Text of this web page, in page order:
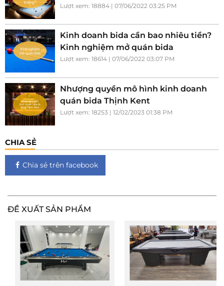
Lượt xem: 18884 | 07/06/2022 03:25 PM
Kinh doanh bida cần bao nhiêu tiền?
Kinh nghiệm mở quán bida
Lượt xem: 18614 | 07/06/2022 03:07 PM
Nhượng quyền mô hình kinh doanh
quán bida Thịnh Kent
Lượt xem: 18253 | 12/02/2023 01:38 PM
CHIA SẺ
Chia sẻ trên facebook
ĐỀ XUẤT SẢN PHẨM